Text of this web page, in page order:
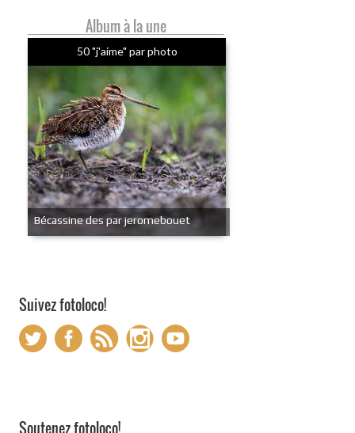
Album à la une
50 "j'aime" par photo
Bécassine des par jeromebouet
Suivez fotoloco!
Soutenez fotoloco!